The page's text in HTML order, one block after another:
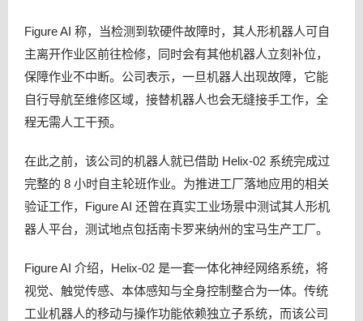
Figure AI 称，当检测到软硬件故障时，其人形机器人可自
主离开作业区前往检修，同时会有其他机器人立刻补位，
保障作业不中断。公司表示，一旦机器人出现故障，它能
自行导航至维修区域，接替机器人也会无缝接手工作，全
程无需人工干预。
在此之前，该公司的机器人就已借助 Helix-02 系统完成过
完整的 8 小时自主轮班作业。为推进工厂落地应用的相关
验证工作，Figure AI 还曾在真实工业场景中测试其人形机
器人平台，测试地点包括南卡罗来纳州的宝马生产工厂。
Figure AI 介绍，Helix-02 是一套一体化神经网络系统，将
视觉、触觉传感、本体感知与全身控制整合为一体。传统
工业机器人的移动与操作功能依赖独立子系统，而该公司